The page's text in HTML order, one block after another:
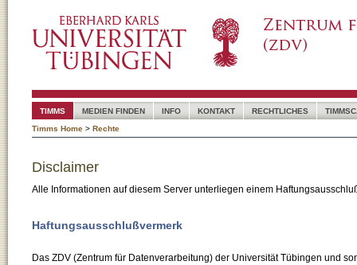
TIMMS MEDIEN FINDEN INFO KONTAKT RECHTLICHES
Timms Home > Rechte
Disclaimer
Alle Informationen auf diesem Server unterliegen einem
Haftungsausschlußvermerk
Das ZDV (Zentrum für Datenverarbeitung) der Universität Tübingen und